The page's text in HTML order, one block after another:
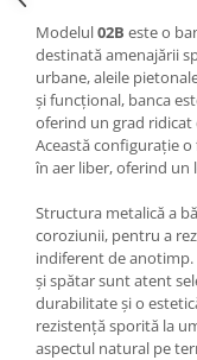
Modelul02B este o
destinată amenajării
urbane, aleile
și funcțional, banca
oferind un grad
Această configurație
în aer liber, oferind
Structura metalică a
coroziunii, pentru a
indiferent de
și spătar sunt atent
durabilitate și o
rezistență sporită la
aspectul natural pe